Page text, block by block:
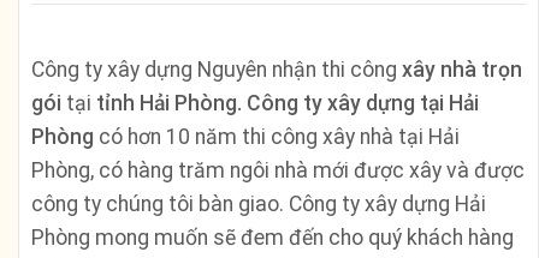
Công ty xây dựng Nguyên nhận thi công xây nhà trọn
gói tại tỉnh Hải Phòng. Công ty xây dựng tại Hải
Phòng có hơn 10 năm thi công xây nhà tại Hải
Phòng, có hàng trăm ngôi nhà mới được xây và được
công ty chúng tôi bàn giao. Công ty xây dựng Hải
Phòng mong muốn sẽ đem đến cho quý khách hàng